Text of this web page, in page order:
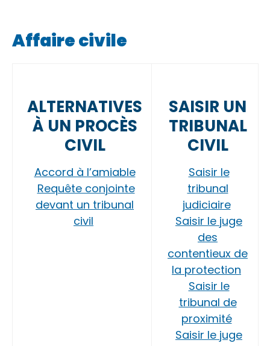
Affaire civile
ALTERNATIVES
À UN PROCÈS
CIVIL
Accord à l’amiable
Requête conjointe
devant un tribunal
civil
SAISIR UN
TRIBUNAL
CIVIL
Saisir le
tribunal
judiciaire
Saisir le juge
des
contentieux de
la protection
Saisir le
tribunal de
proximité
Saisir le juge